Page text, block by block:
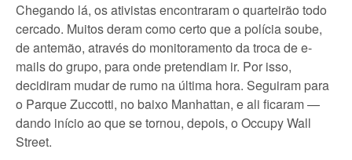
Chegando lá, os ativistas encontraram o quarteirão todo
cercado. Muitos deram como certo que a polícia soube,
de antemão, através do monitoramento da troca de e-
mails do grupo, para onde pretendiam ir. Por isso,
decidiram mudar de rumo na última hora. Seguiram para
o Parque Zuccotti, no baixo Manhattan, e ali ficaram —
dando início ao que se tornou, depois, o Occupy Wall
Street.